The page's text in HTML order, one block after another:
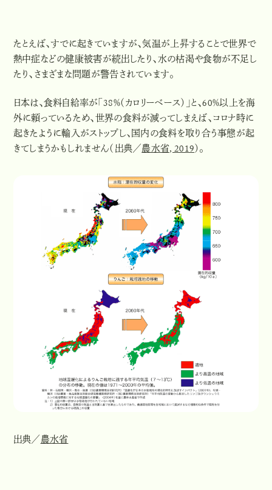
たとえば、すでに起きていますが、気温が上昇することで世界で
熱中症などの健康被害が続出したり、水の枯渇や食物が不足し
たり、さまざまな問題が警告されています。
日本は、食料自給率が「38％（カロリーベース）」と、60％以上を海
外に頼っているため、世界の食料が減ってしまえば、コロナ時に
起きたように輸入がストップし、国内の食料を取り合う事態が起
きてしまうかもしれません（出典／農水省, 2019）。
出典／農水省